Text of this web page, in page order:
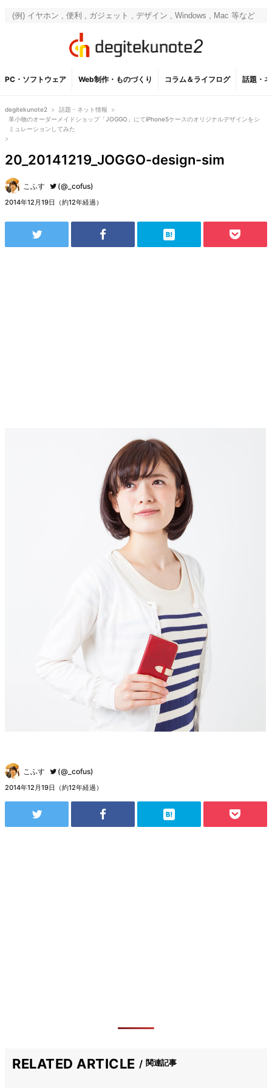
PC・ソフトウェア Web制作・ものづくり コラム＆ライフログ 話題・
degitekunote2 > 話題・ネット情報
>
革小物のオーダーメイドショップ「JOGGO」にてiPhone5ケースのオリジナルデザインをシ
ミュレーションしてみた
>
20_20141219_JOGGO-design-sim
こふす (@_cofus)
2014年12月19日（約12年経過）
こふす (@_cofus)
2014年12月19日（約12年経過）
RELATED ARTICLE 関連記事